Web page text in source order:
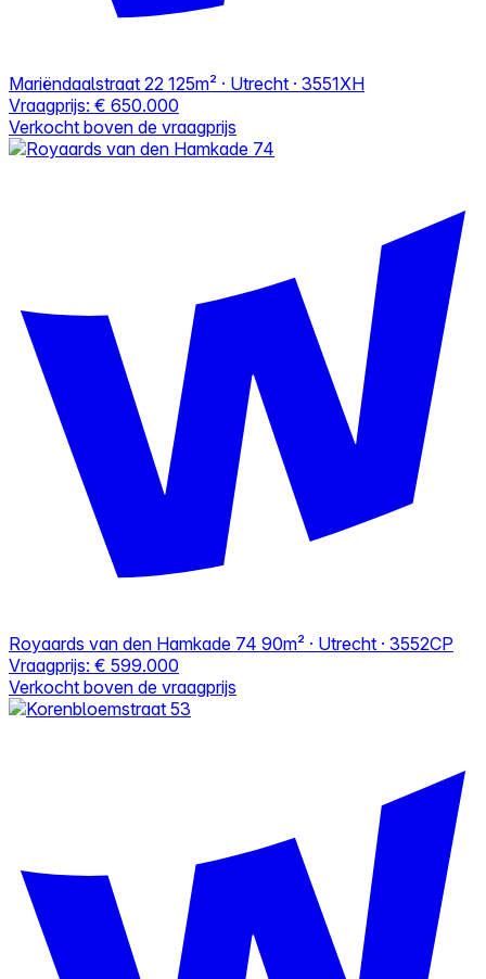
Mariëndaalstraat 22 125m² · Utrecht · 3551XH
Vraagprijs: € 650.000
Verkocht boven de vraagprijs
Royaards van den Hamkade 74 90m² · Utrecht · 3552CP
Vraagprijs: € 599.000
Verkocht boven de vraagprijs